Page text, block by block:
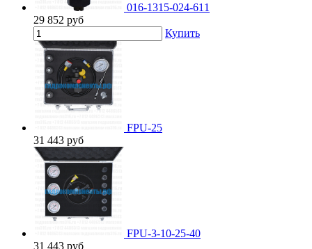
016-1315-024-611
29 852 руб
Купить
FPU-25
31 443 руб
FPU-3-10-25-40
31 443 руб